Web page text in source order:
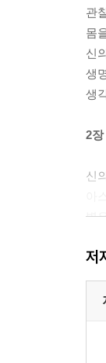
관
몸
신
생
생
2
신
병
살
해
의
저